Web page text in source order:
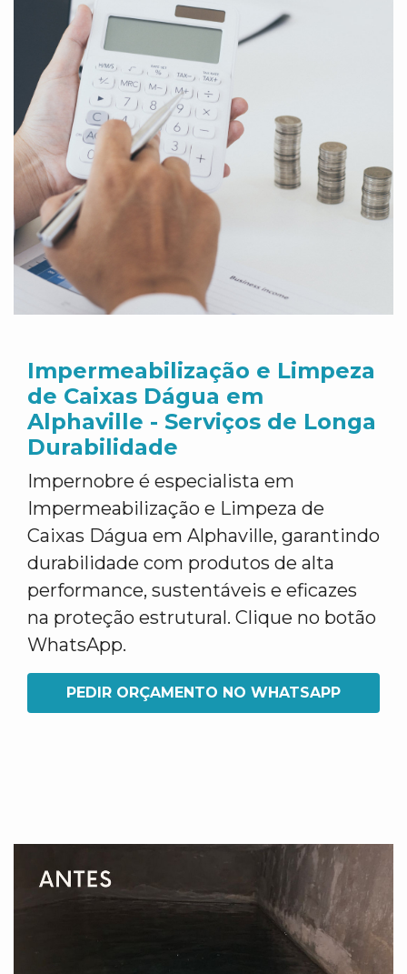
Impermeabilização e Limpeza
de Caixas Dágua em
Alphaville - Serviços de Longa
Durabilidade
Impernobre é especialista em
Impermeabilização e Limpeza de
Caixas Dágua em Alphaville, garantindo
durabilidade com produtos de alta
performance, sustentáveis e eficazes
na proteção estrutural. Clique no botão
WhatsApp.
PEDIR ORÇAMENTO NO WHATSAPP